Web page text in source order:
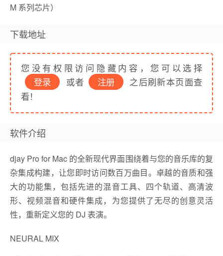
M 系列芯片）
下载地址
您没有权限访问隐藏内容，您可以选择
登录
或者 注册
之后刷新本页面查
看！
软件介绍
djay Pro for Mac 的全新现代界面围绕着与您的音乐库的复
杂集成构建，让您即时访问数百万曲目。卓越的音质和强
大的功能集，包括先进的混音工具、四个轨道、高清波
形、视频混音和硬件集成，为您提供了无尽的创意灵活
性，重新定义您的 DJ 表演。
NEURAL MIX